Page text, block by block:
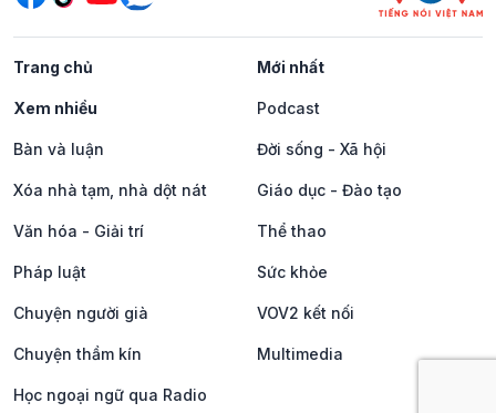
Trang chủ Mới nhất
Xem nhiều Podcast
Bàn và luận Đời sống - Xã hội
Xóa nhà tạm, nhà dột nát Giáo dục - Đào tạo
Văn hóa - Giải trí Thể thao
Pháp luật Sức khỏe
Chuyện người già VOV2 kết nối
Chuyện thầm kín Multimedia
Học ngoại ngữ qua Radio